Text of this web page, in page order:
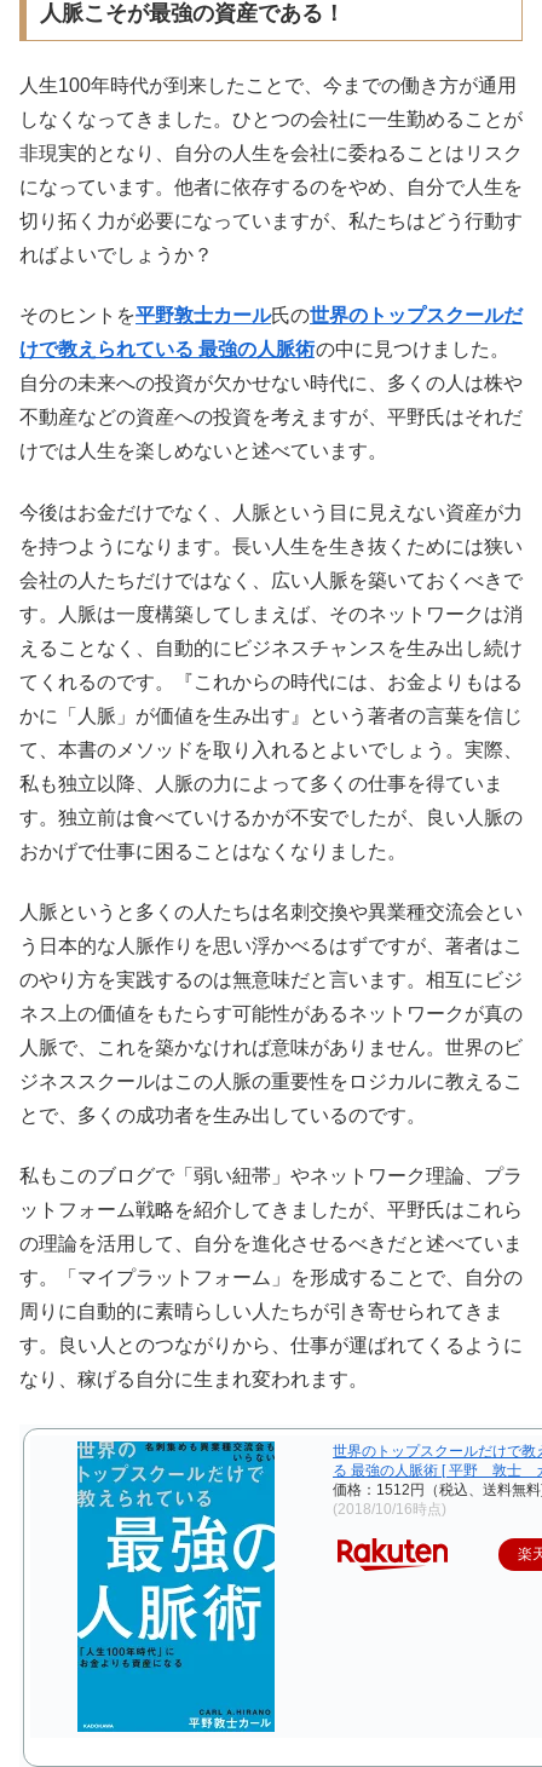
人脈こそが最強の資産である！
人生100年時代が到来したことで、今までの働き方が通用
しなくなってきました。ひとつの会社に一生勤めることが
非現実的となり、自分の人生を会社に委ねることはリスク
になっています。他者に依存するのをやめ、自分で人生を
切り拓く力が必要になっていますが、私たちはどう行動す
ればよいでしょうか？
そのヒントを平野敦士カール氏の世界のトップスクールだ
けで教えられている 最強の人脈術の中に見つけました。
自分の未来への投資が欠かせない時代に、多くの人は株や
不動産などの資産への投資を考えますが、平野氏はそれだ
けでは人生を楽しめないと述べています。
今後はお金だけでなく、人脈という目に見えない資産が力
を持つようになります。長い人生を生き抜くためには狭い
会社の人たちだけではなく、広い人脈を築いておくべきで
す。人脈は一度構築してしまえば、そのネットワークは消
えることなく、
自動的にビジネスチャンスを生み出し続け
てくれるのです。『これからの時代には、お金よりもはる
かに「人脈」が価値を生み出す』という著者の言葉を信じ
て、本書のメソッドを取り入れるとよいでしょう。実際、
私も独立以降、人脈の力によって多くの仕事を得ていま
す。独立前は食べていけるかが不安でしたが、良い人脈の
おかげで仕事に困ることはなくなりました。
人脈というと多くの人たちは名刺交換や異業種交流会とい
う日本的な人脈作りを思い浮かべるはずですが、著者はこ
のやり方を実践するのは無意味だと言います。相互にビジ
ネス上の価値をもたらす可能性があるネットワークが真の
人脈で、これを築かなければ意味がありません。世界のビ
ジネススクールはこの人脈の重要性をロジカルに教えるこ
とで、多くの成功者を生み出しているのです。
私もこのブログで「弱い紐帯」やネットワーク理論、プラ
ットフォーム戦略を紹介してきましたが、平野氏はこれら
の理論を活用して、自分を進化させるべきだと述べていま
す。「マイプラットフォーム」を形成することで、自分の
周りに自動的に素晴らしい人たちが引き寄せられてきま
す。良い人とのつながりから、仕事が運ばれてくるように
なり、稼げる自分に生まれ変われます。
世界のトップスクールだけで教
る 最強の人脈術 [ 平野 敦士
価格：1512円（税込、送料無
(2018/10/16時点)
楽